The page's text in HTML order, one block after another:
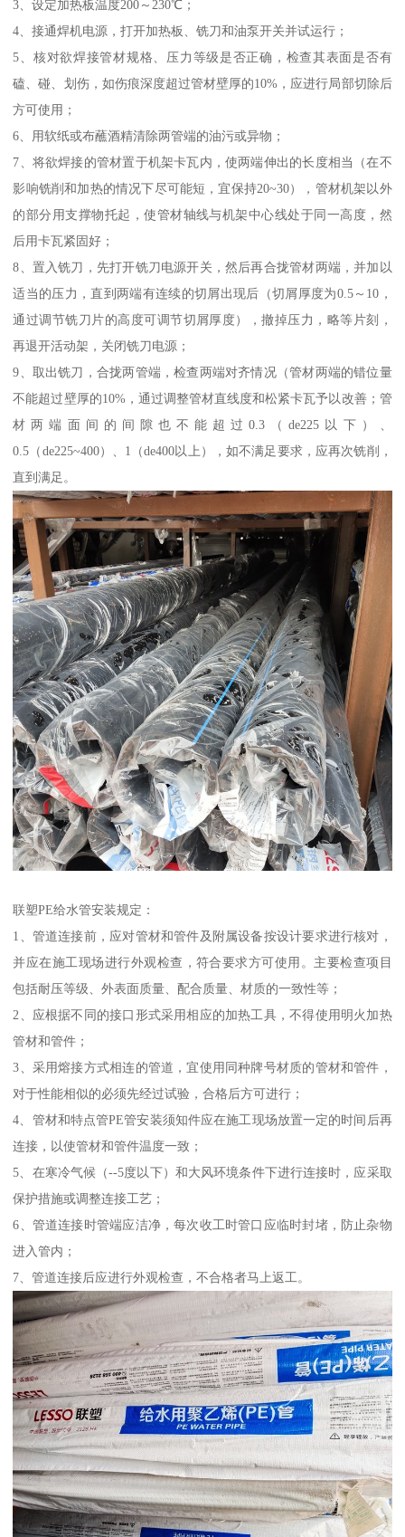
3、设定加热板温度200～230℃；
4、接通焊机电源，打开加热板、铣刀和油泵开关并试运行；
5、核对欲焊接管材规格、压力等级是否正确，检查其表面是否有
磕、碰、划伤，如伤痕深度超过管材壁厚的10%，应进行局部切除后
方可使用；
6、用软纸或布蘸酒精清除两管端的油污或异物；
7、将欲焊接的管材置于机架卡瓦内，使两端伸出的长度相当（在不
影响铣削和加热的情况下尽可能短，宜保持20~30），管材机架以外
的部分用支撑物托起，使管材轴线与机架中心线处于同一高度，然
后用卡瓦紧固好；
8、置入铣刀，先打开铣刀电源开关，然后再合拢管材两端，并加以
适当的压力，直到两端有连续的切屑出现后（切屑厚度为0.5～10，
通过调节铣刀片的高度可调节切屑厚度），撤掉压力，略等片刻，
再退开活动架，关闭铣刀电源；
9、取出铣刀，合拢两管端，检查两端对齐情况（管材两端的错位量
不能超过壁厚的10%，通过调整管材直线度和松紧卡瓦予以改善；管
材两端面间的间隙也不能超过0.3（de225以下）、
0.5（de225~400）、1（de400以上），如不满足要求，应再次铣削，
直到满足。
联塑PE给水管安装规定：
1、管道连接前，应对管材和管件及附属设备按设计要求进行核对，
并应在施工现场进行外观检查，符合要求方可使用。主要检查项目
包括耐压等级、外表面质量、配合质量、材质的一致性等；
2、应根据不同的接口形式采用相应的加热工具，不得使用明火加热
管材和管件；
3、采用熔接方式相连的管道，宜使用同种牌号材质的管材和管件，
对于性能相似的必须先经过试验，合格后方可进行；
4、管材和特点管PE管安装须知件应在施工现场放置一定的时间后再
连接，以使管材和管件温度一致；
5、在寒冷气候（--5度以下）和大风环境条件下进行连接时，应采取
保护措施或调整连接工艺；
6、管道连接时管端应洁净，每次收工时管口应临时封堵，防止杂物
进入管内；
7、管道连接后应进行外观检查，不合格者马上返工。